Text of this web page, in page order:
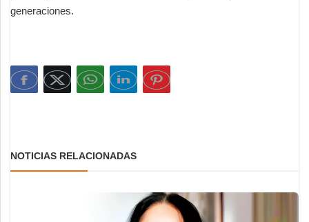
generaciones.
NOTICIAS RELACIONADAS